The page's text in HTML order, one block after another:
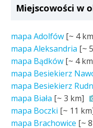
Miejscowości w
mapa Adolfów [~ 4
mapa Aleksandria [~
mapa Bądków [~ 4 km
mapa Besiekierz
mapa Besiekierz
mapa Biała [~3 km]
mapa Boczki [~ 11 km
mapa Brachowice [~